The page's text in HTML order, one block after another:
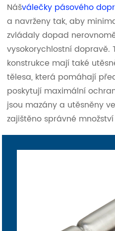
Nášválečky pásového
a navrženy tak, aby
zvládaly dopad
vysokorychlostní dopravě.
konstrukce mají také
tělesa, která pomáhají
poskytují maximální
jsou mazány a utěsněny
zajištěno správné